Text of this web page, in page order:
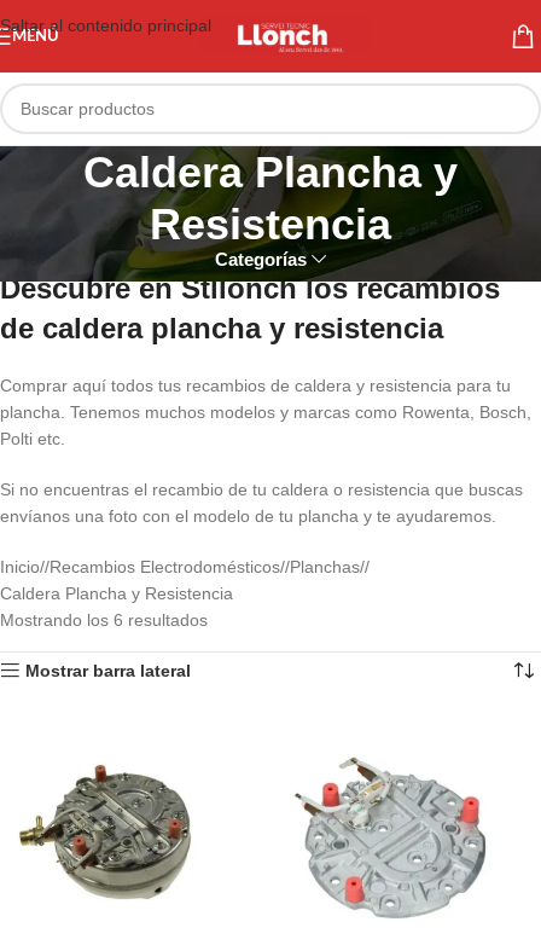
Saltar al contenido principal
MENÚ
Caldera Plancha y
Resistencia
Categorías
Descubre en Stllonch los recambios
de caldera plancha y resistencia
Comprar aquí todos tus recambios de caldera y resistencia para tu
plancha. Tenemos muchos modelos y marcas como Rowenta, Bosch,
Polti etc.
Si no encuentras el recambio de tu caldera o resistencia que buscas
envíanos una foto con el modelo de tu plancha y te ayudaremos.
Inicio/ Recambios Electrodomésticos/ Planchas/
Caldera Plancha y Resistencia
Mostrando los 6 resultados
Mostrar barra lateral